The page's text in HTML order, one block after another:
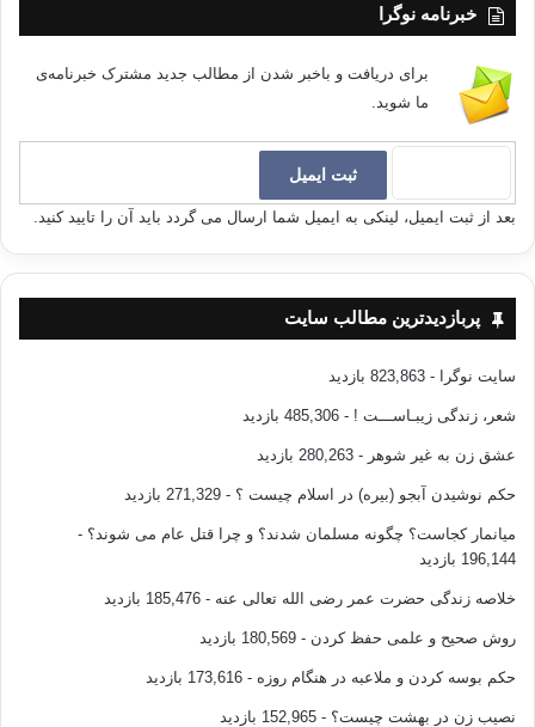
خبرنامه نوگرا
برای دریافت و باخبر شدن از مطالب جدید مشترک خبرنامه‌ی
ما شوید.
بعد از ثبت ایمیل، لینکی به ایمیل شما ارسال می گردد باید آن را تایید کنید.
پربازدیدترین مطالب سایت
سایت نوگرا - 823,863 بازدید
شعر، زندگی زیبـاســـت ! - 485,306 بازدید
عشق زن به غیر شوهر - 280,263 بازدید
حکم نوشیدن آبجو (بیره) در اسلام چیست ؟ - 271,329 بازدید
میانمار کجاست؟ چگونه مسلمان شدند؟ و چرا قتل عام می شوند؟ -
196,144 بازدید
خلاصه زندگی حضرت عمر رضی الله تعالی عنه - 185,476 بازدید
روش صحیح و علمی حفظ کردن - 180,569 بازدید
حکم بوسه کردن و ملاعبه در هنگام روزه - 173,616 بازدید
نصیب زن در بهشت چیست؟ - 152,965 بازدید